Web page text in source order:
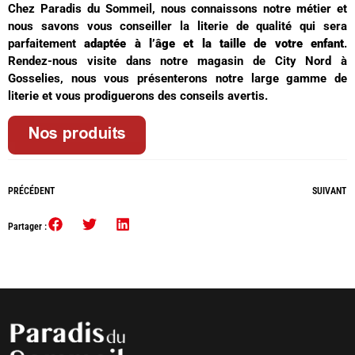
Chez Paradis du Sommeil, nous connaissons notre métier et
nous savons vous conseiller la literie de qualité qui sera
parfaitementadaptée à l’âge et la taille de votre enfant.
Rendez-nous visite dans notre magasin de City Nord à
Gosselies, nous vous présenterons notre large gamme de
literie et vous prodiguerons des conseils avertis.
PRÉCÉDENT SUIVANT
Partager :